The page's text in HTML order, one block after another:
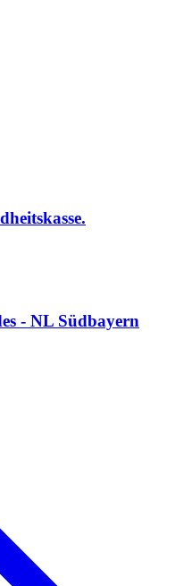
- NL Südbayern